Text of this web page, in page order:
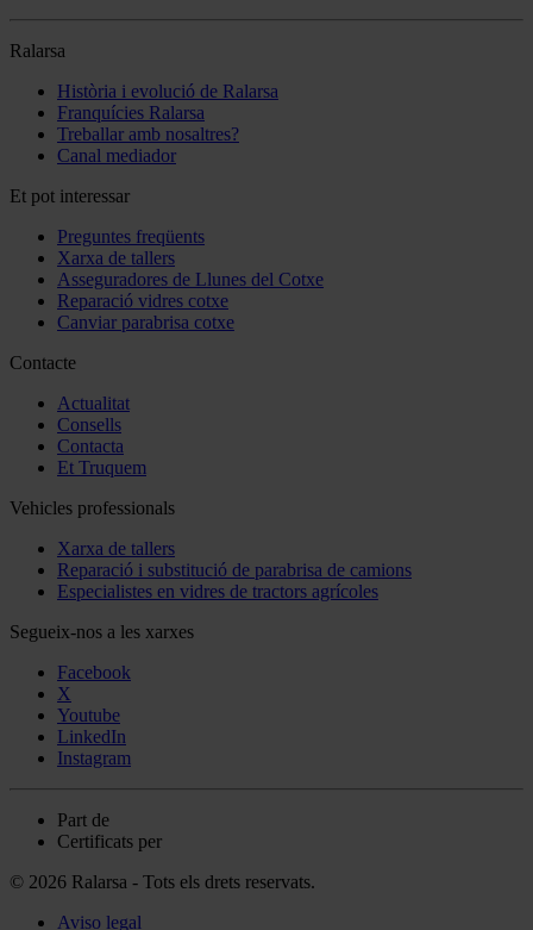
Ralarsa
Història i evolució de Ralarsa
Franquícies Ralarsa
Treballar amb nosaltres?
Canal mediador
Et pot interessar
Preguntes freqüents
Xarxa de tallers
Asseguradores de Llunes del Cotxe
Reparació vidres cotxe
Canviar parabrisa cotxe
Contacte
Actualitat
Consells
Contacta
Et Truquem
Vehicles professionals
Xarxa de tallers
Reparació i substitució de parabrisa de camions
Especialistes en vidres de tractors agrícoles
Segueix-nos a les xarxes
Facebook
X
Youtube
LinkedIn
Instagram
Part de
Certificats per
© 2026 Ralarsa - Tots els drets reservats.
Aviso legal